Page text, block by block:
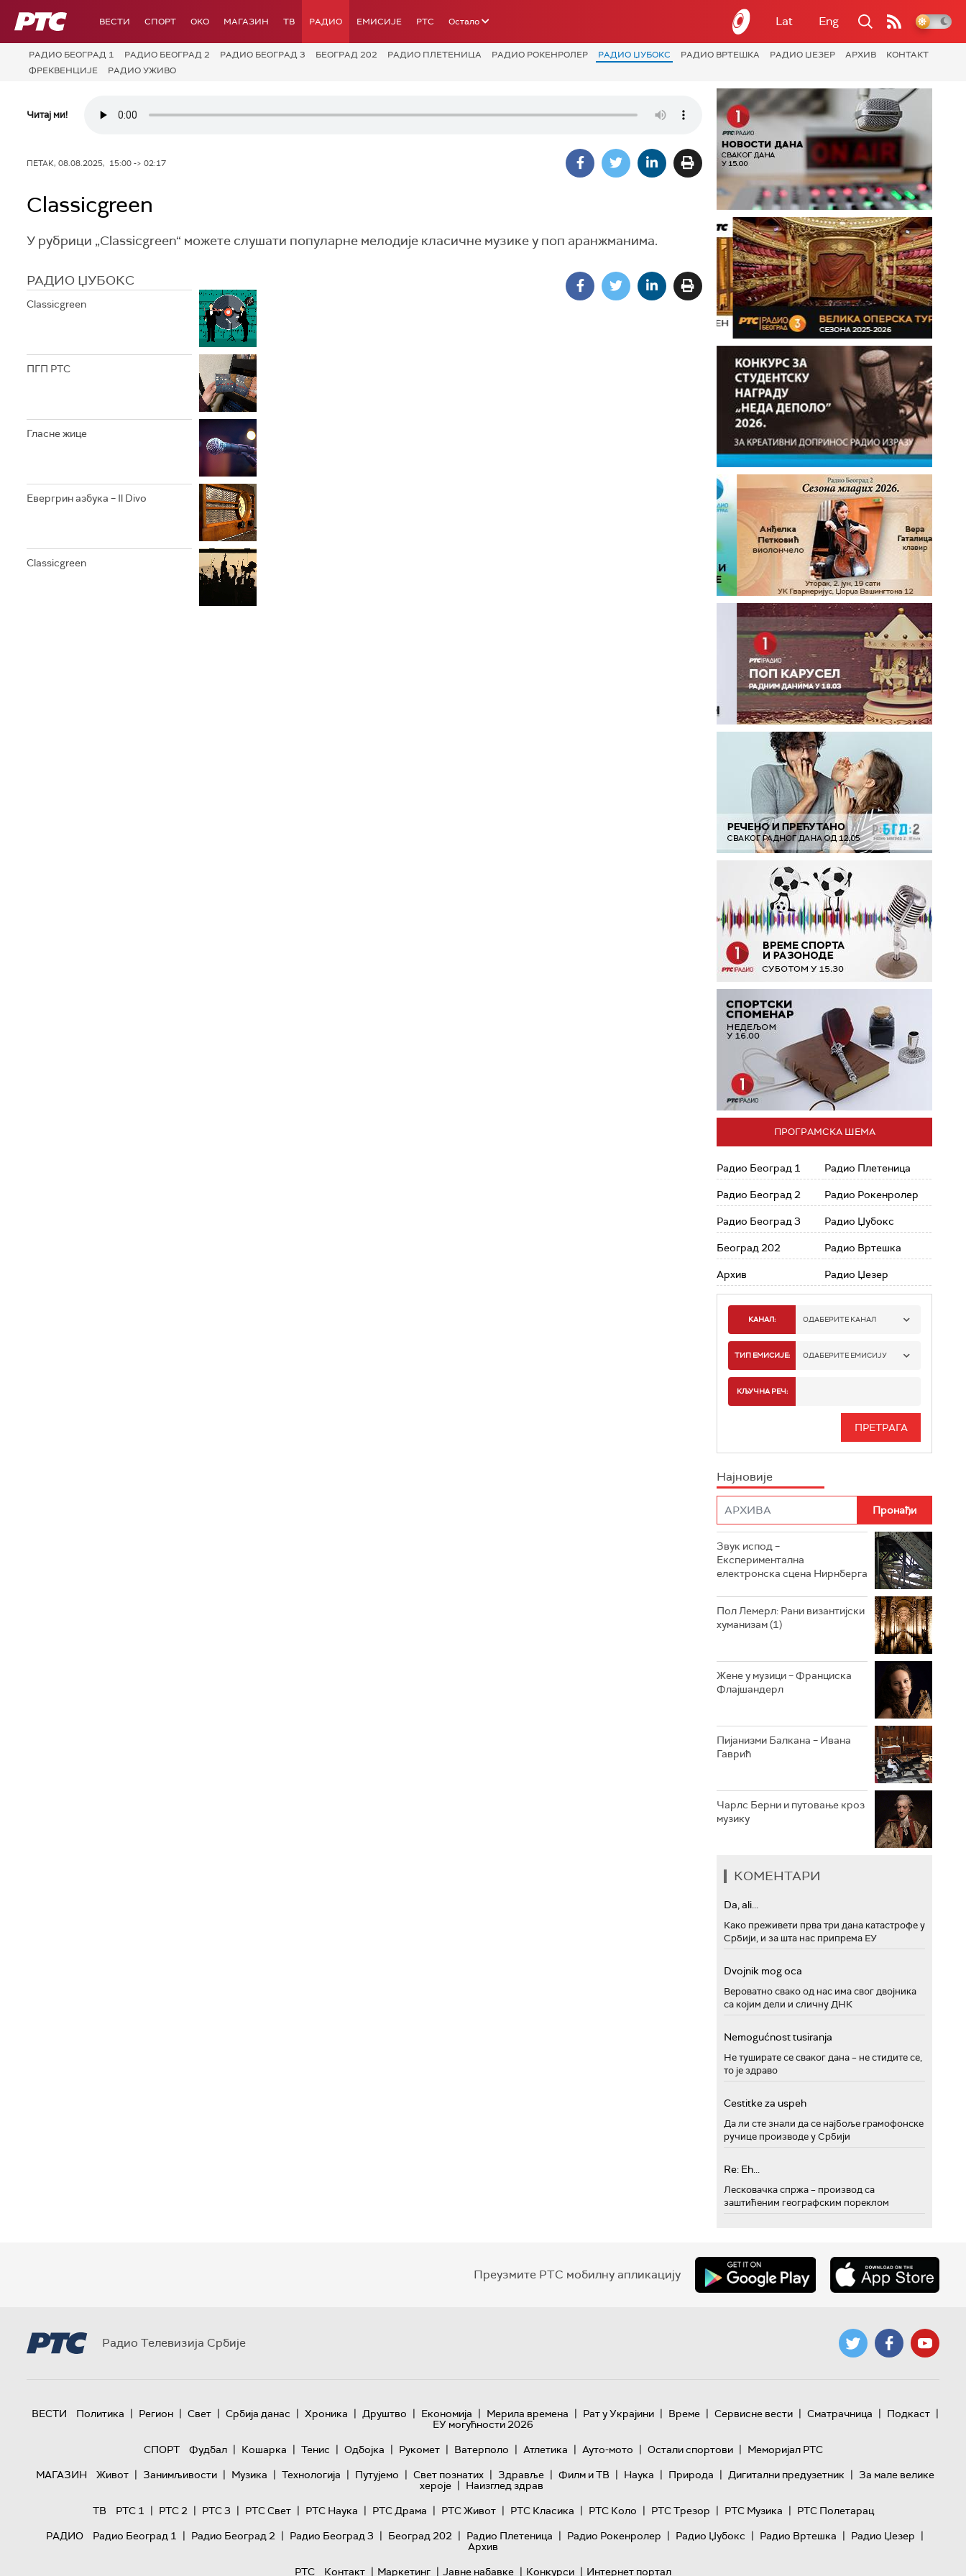
РТС ВЕСТИ СПОРТ OKO МАГАЗИН ТВ РАДИО ЕМИСИЈЕ РТС Остало Lat Eng
РАДИО БЕОГРАД 1 РАДИО БЕОГРАД 2 РАДИО БЕОГРАД 3 БЕОГРАД 202 РАДИО ПЛЕТЕНИЦА РАДИО РОКЕНРОЛЕР РАДИО ЏУБОКС РАДИО ВРТЕШКА РАДИО ЏЕЗЕР АРХИВ
КОНТАКТ
ФРЕКВЕНЦИЈЕ
РАДИО УЖИВО
Читај ми!
ПЕТАК, 08.08.2025, 15:00 -> 02:17
Classicgreen
У рубрици „Classicgreen“ можете слушати популарне мелодије класичне музике у поп аранжманима.
РАДИО ЏУБОКС
Classicgreen
ПГП РТС
Гласне жице
Евергрин азбука – Il Divo
Classicgreen
ПРОГРАМСКА ШЕМА
Радио Београд 1
Радио Београд 2
Радио Београд 3
Београд 202
Архив
Радио Плетеница
Радио Рокенролер
Радио Џубокс
Радио Вртешка
Радио Џезер
КАНАЛ: ОДАБЕРИТЕ КАНАЛ
РАДИО БЕОГРАД 1
РАДИО БЕОГРАД 3
РАДИО РОКЕНРОЛЕР
РАДИО ЏУБОКС
РАДИО ВРТЕШКА
РАДИО ЏЕЗЕР
ТИП ЕМИСИЈЕ: ОДАБЕРИТЕ ЕМИСИЈУ
ИНФО
КЉУЧНА РЕЧ:
Најновије
Звук испод –
Експериментална
електронска сцена Нирнберга
Пол Лемерл: Рани византијски
хуманизам (1)
Жене у музици – Франциска
Флајшандерл
Пијанизми Балкана – Ивана
Гаврић
Чарлс Берни и путовање кроз
музику
КОМЕНТАРИ
Da, ali...
Како преживети прва три дана катастрофе у
Србији, и за шта нас припрема ЕУ
Dvojnik mog oca
Вероватно свако од нас има свог двојника
са којим дели и сличну ДНК
Nemogućnost tusiranja
Не туширате се сваког дана – не стидите се,
то је здраво
Cestitke za uspeh
Да ли сте знали да се најбоље грамофонске
ручице производе у Србији
Re: Eh...
Лесковачка спржа – производ са
заштићеним географским пореклом
Преузмите РТС мобилну апликацију
Радио Телевизија Србије
ВЕСТИ Политика | Регион | Свет | Србија данас | Хроника | Друштво | Економија | Мерила времена | Рат у Украјини | Време | Сервисне вести | Сматрачница | Подкаст |
ЕУ могућности 2026
СПОРТ
Фудбал | Кошарка | Тенис | Одбојка | Рукомет | Ватерполо | Атлетика | Ауто-мото | Остали спортови | Меморијал РТС
МАГАЗИН
Живот | Занимљивости | Музика | Технологијa | Путујемо | Свет познатих | Здравље | Филм и ТВ | Наука | Природа | Дигитални предузетник | За мале велике
хероје | Наизглед здрав
ТВ
РТС 1 | РТС 2 | РТС 3 | РТС Свет | РТС Наука | РТС Драма | РТС Живот | РТС Класика | РТС Коло | РТС Трезор | РТС Музика | РТС Полетарац
РАДИО
Радио Београд 1 | Радио Београд 2 | Радио Београд 3 | Београд 202 | Радио Плетеница | Радио Рокенролер | Радио Џубокс | Радио Вртешка | Радио Џезер |
Архив
РТС
Контакт | Маркетинг | Јавне набавке | Конкурси | Интернет портал